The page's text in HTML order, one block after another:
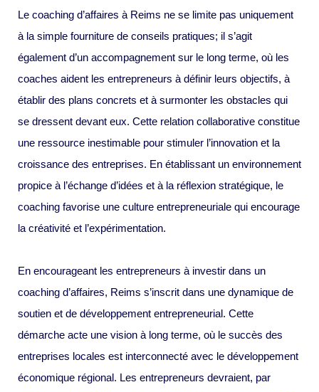
Le coaching d’affaires à Reims ne se limite pas uniquement
à la simple fourniture de conseils pratiques; il s’agit
également d’un accompagnement sur le long terme, où les
coaches aident les entrepreneurs à définir leurs objectifs, à
établir des plans concrets et à surmonter les obstacles qui
se dressent devant eux. Cette relation collaborative constitue
une ressource inestimable pour stimuler l’innovation et la
croissance des entreprises. En établissant un environnement
propice à l’échange d’idées et à la réflexion stratégique, le
coaching favorise une culture entrepreneuriale qui encourage
la créativité et l’expérimentation.
En encourageant les entrepreneurs à investir dans un
coaching d’affaires, Reims s’inscrit dans une dynamique de
soutien et de développement entrepreneurial. Cette
démarche acte une vision à long terme, où le succès des
entreprises locales est interconnecté avec le développement
économique régional. Les entrepreneurs devraient, par